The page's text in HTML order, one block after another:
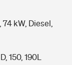
kW, Diesel,
150, 190L